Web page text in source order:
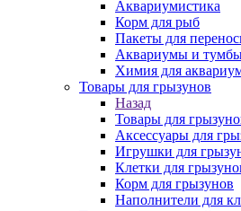
Аквариумистика
Корм для рыб
Пакеты для
Аквариумы и
Химия для
Товары для грызунов
Назад
Товары для
Аксессуары для
Игрушки для
Клетки для
Корм для грызунов
Наполнители для